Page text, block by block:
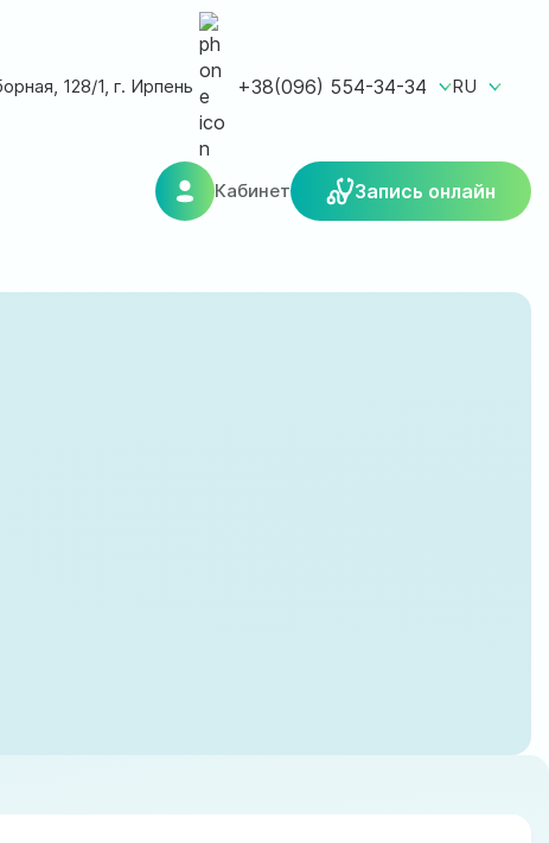
128/1, г. Ирпень +38(096) 554-34-34 RU
Кабинет Запись онлайн